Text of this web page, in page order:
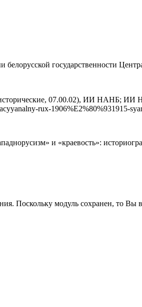
государственности
(исторические, 07.00.02), ИИ НАНБ;
rux-1906%E2%80%931915-
и «краевость»:
Поскольку модуль сохранен, то Вы